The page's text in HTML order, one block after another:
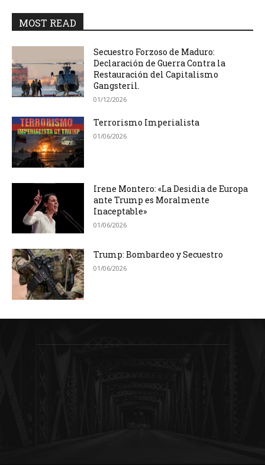
MOST READ
Secuestro Forzoso de Maduro:
Declaración de Guerra Contra la
Restauración del Capitalismo
Gangsteril.
01/12/2026
Terrorismo Imperialista
01/06/2026
Irene Montero: «La Desidia de Europa
ante Trump es Moralmente
Inaceptable»
01/06/2026
Trump: Bombardeo y Secuestro
01/06/2026